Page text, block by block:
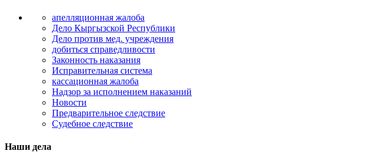
апелляционная жалоба
Дело Кыргызской Республики
Дело против мед. учреждения
добиться справедливости
Законность наказания
Исправительная система
кассационная жалоба
Надзор за исполнением наказаний
Новости
Предварительное следствие
Судебное следствие
Наши дела